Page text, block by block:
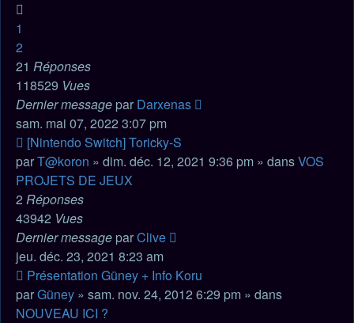
1
2
21 Réponses
118529 Vues
Dernier message par Darxenas
sam. mai 07, 2022 3:07 pm
Nouveau
message
[Nintendo Switch] Toricky-S
parT@koron » dim. déc. 12, 2021 9:36 pm » dansVOS
PROJETS DE JEUX
2 Réponses
43942 Vues
Dernier message parClive
jeu. déc. 23, 2021 8:23 am
Nouveau
message
Présentation Güney + Info Koru
parGüney » sam. nov. 24, 2012 6:29 pm » dans
NOUVEAU ICI ?